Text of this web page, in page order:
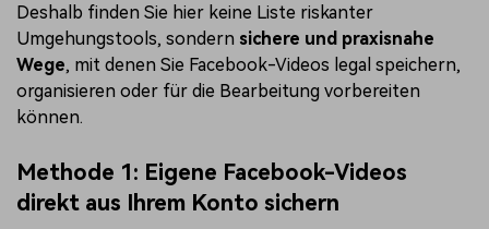
Deshalb finden Sie hier keine Liste riskanter
Umgehungstools, sondern sichere und praxisnahe
Wege, mit denen Sie Facebook-Videos legal speichern,
organisieren oder für die Bearbeitung vorbereiten
können.
Methode 1: Eigene Facebook-Videos
direkt aus Ihrem Konto sichern